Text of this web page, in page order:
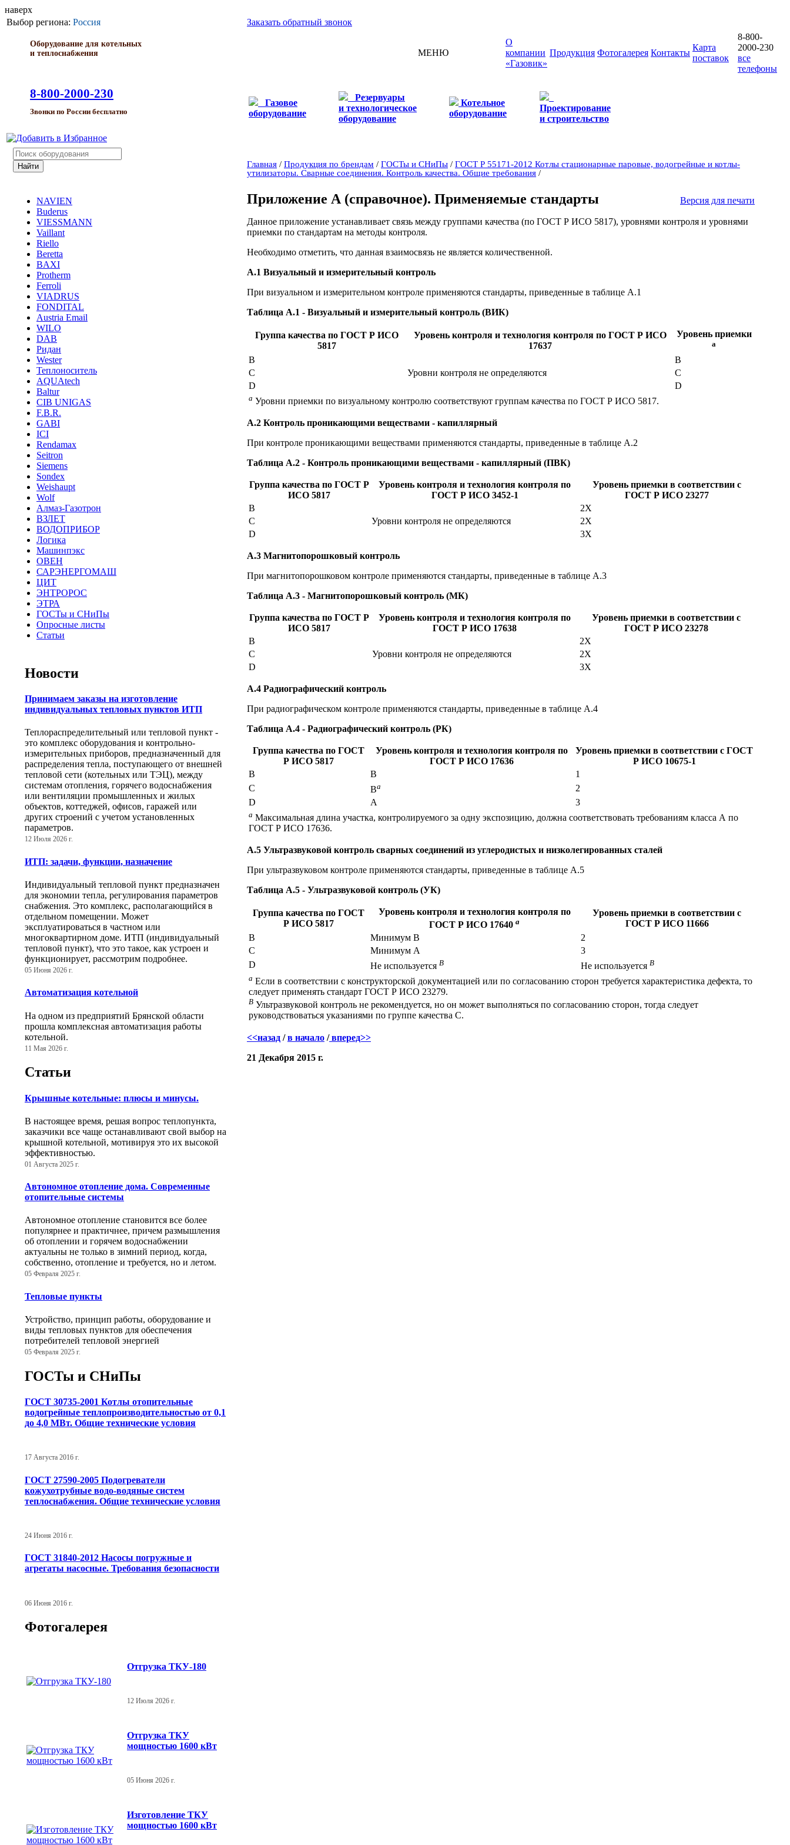
наверх
Выбор региона: Россия
Оборудование для котельных
и теплоснабжения
8-800-2000-230
Звонки по России бесплатно
Заказать обратный звонок
МЕНЮ
О
компании
«Газовик»
Продукция Фотогалерея Контакты
Карта
поставок
8-800-
2000-230
все
телефоны
Газовое
оборудование
Резервуары
и технологическое
оборудование
Котельное
оборудование
Проектирование
и строительство
NAVIEN
Buderus
VIESSMANN
Vaillant
Riello
Beretta
BAXI
Protherm
Ferroli
VIADRUS
FONDITAL
Austria Email
WILO
DAB
Ридан
Wester
Теплоноситель
AQUAtech
Baltur
CIB UNIGAS
F.B.R.
GABI
ICI
Rendamax
Seitron
Siemens
Sondex
Weishaupt
Wolf
Алмаз-Газотрон
ВЗЛЕТ
ВОДОПРИБОР
Логика
Машинпэкс
ОВЕН
САРЭНЕРГОМАШ
ЦИТ
ЭНТРОРОС
ЭТРА
ГОСТы и СНиПы
Опросные листы
Статьи
Новости
Принимаем заказы на изготовление
индивидуальных тепловых пунктов ИТП
Теплораспределительный или тепловой пункт -
это комплекс оборудования и контрольно-
измерительных приборов, предназначенный для
распределения тепла, поступающего от внешней
тепловой сети (котельных или ТЭЦ), между
системам отопления, горячего водоснабжения
или вентиляции промышленных и жилых
объектов, коттеджей, офисов, гаражей или
других строений с учетом установленных
параметров.
12 Июля 2026 г.
ИТП: задачи, функции, назначение
Индивидуальный тепловой пункт предназначен
для экономии тепла, регулирования параметров
снабжения. Это комплекс, располагающийся в
отдельном помещении. Может
эксплуатироваться в частном или
многоквартирном доме. ИТП (индивидуальный
тепловой пункт), что это такое, как устроен и
функционирует, рассмотрим подробнее.
05 Июня 2026 г.
Автоматизация котельной
На одном из предприятий Брянской области
прошла комплексная автоматизация работы
котельной.
11 Мая 2026 г.
Статьи
Крышные котельные: плюсы и минусы.
В настоящее время, решая вопрос теплопункта,
заказчики все чаще останавливают свой выбор на
крышной котельной, мотивируя это их высокой
эффективностью.
01 Августа 2025 г.
Автономное отопление дома. Современные
отопительные системы
Автономное отопление становится все более
популярнее и практичнее, причем размышления
об отоплении и горячем водоснабжении
актуальны не только в зимний период, когда,
собственно, отопление и требуется, но и летом.
05 Февраля 2025 г.
Тепловые пункты
Устройство, принцип работы, оборудование и
виды тепловых пунктов для обеспечения
потребителей тепловой энергией
05 Февраля 2025 г.
ГОСТы и СНиПы
ГОСТ 30735-2001 Котлы отопительные
водогрейные теплопроизводительностью от 0,1
до 4,0 МВт. Общие технические условия
17 Августа 2016 г.
ГОСТ 27590-2005 Подогреватели
кожухотрубные водо-водяные систем
теплоснабжения. Общие технические условия
24 Июня 2016 г.
ГОСТ 31840-2012 Насосы погружные и
агрегаты насосные. Требования безопасности
06 Июня 2016 г.
Фотогалерея
Отгрузка ТКУ-180
12 Июля 2026 г.
Отгрузка ТКУ
мощностью 1600 кВт
05 Июня 2026 г.
Изготовление ТКУ
мощностью 1600 кВт
Главная / Продукция по брендам / ГОСТы и СНиПы / ГОСТ Р 55171-2012 Котлы стационарные паровые, водогрейные и котлы-
утилизаторы. Сварные соединения. Контроль качества. Общие требования /
Версия для печати
Приложение А (справочное). Применяемые стандарты
Данное приложение устанавливает связь между группами качества (по ГОСТ Р ИСО 5817), уровнями контроля и уровнями
приемки по стандартам на методы контроля.
Необходимо отметить, что данная взаимосвязь не является количественной.
А.1 Визуальный и измерительный контроль
При визуальном и измерительном контроле применяются стандарты, приведенные в таблице А.1
Таблица А.1 - Визуальный и измерительный контроль (ВИК)
Группа качества по ГОСТ Р ИСО
5817
Уровень контроля и технология контроля по ГОСТ Р ИСО
17637
Уровень приемки
a
В
Уровни контроля не определяются
В
С
С
D
D
a Уровни приемки по визуальному контролю соответствуют группам качества по ГОСТ Р ИСО 5817.
А.2 Контроль проникающими веществами - капиллярный
При контроле проникающими веществами применяются стандарты, приведенные в таблице А.2
Таблица А.2 - Контроль проникающими веществами - капиллярный (ПВК)
Группа качества по ГОСТ Р
ИСО 5817
Уровень контроля и технология контроля по
ГОСТ Р ИСО 3452-1
Уровень приемки в соответствии с
ГОСТ Р ИСО 23277
В
Уровни контроля не определяются
2X
С
2X
D
3X
А.3 Магнитопорошковый контроль
При магнитопорошковом контроле применяются стандарты, приведенные в таблице А.3
Таблица А.3 - Магнитопорошковый контроль (МК)
Группа качества по ГОСТ Р
ИСО 5817
Уровень контроля и технология контроля по
ГОСТ Р ИСО 17638
Уровень приемки в соответствии с
ГОСТ Р ИСО 23278
В
Уровни контроля не определяются
2X
С
2X
D
3X
А.4 Радиографический контроль
При радиографическом контроле применяются стандарты, приведенные в таблице А.4
Таблица А.4 - Радиографический контроль (РК)
Группа качества по ГОСТ
Р ИСО 5817
Уровень контроля и технология контроля по
ГОСТ Р ИСО 17636
Уровень приемки в соответствии с ГОСТ
Р ИСО 10675-1
В
B
1
С
Ba
2
D
A 3
a Максимальная длина участка, контролируемого за одну экспозицию, должна соответствовать требованиям класса А по
ГОСТ Р ИСО 17636.
А.5 Ультразвуковой контроль сварных соединений из углеродистых и низколегированных сталей
При ультразвуковом контроле применяются стандарты, приведенные в таблице А.5
Таблица А.5 - Ультразвуковой контроль (УК)
Группа качества по ГОСТ
Р ИСО 5817
Уровень контроля и технология контроля по
ГОСТ Р ИСО 17640 a
Уровень приемки в соответствии с
ГОСТ Р ИСО 11666
В
Минимум В
2
С
Минимум A
3
D
Не используется B Не используется B
a Если в соответствии с конструкторской документацией или по согласованию сторон требуется характеристика дефекта, то
следует применять стандарт ГОСТ Р ИСО 23279.
B Ультразвуковой контроль не рекомендуется, но он может выполняться по согласованию сторон, тогда следует
руководствоваться указаниями по группе качества С.
<<назад /в начало /вперед>>
21 Декабря 2015 г.